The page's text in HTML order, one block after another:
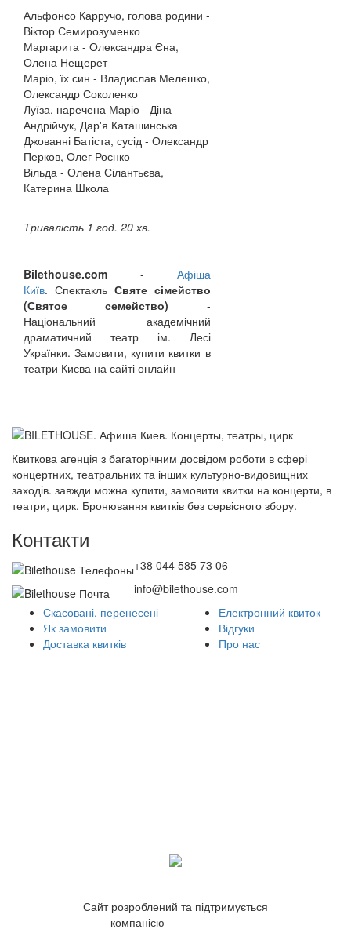
Альфонсо Карручо, голова родини -
Віктор Семирозуменко
Маргарита - Олександра Єна,
Олена Нещерет
Маріо, їх син - Владислав Мелешко,
Олександр Соколенко
Луїза, наречена Маріо - Діна
Андрійчук, Дар'я Каташинська
Джованні Батіста, сусід - Олександр
Перков, Олег Роєнко
Вільда - Олена Сілантьєва,
Катерина Школа
Тривалість 1 год. 20 хв.
Bilethouse.com - Афіша
Київ. Спектакль Святе сімейство
(Святое семейство) -
Національний академічний
драматичний театр ім. Лесі
Українки. Замовити, купити квитки в
театри Києва на сайті онлайн
Квиткова агенція з багаторічним досвідом роботи в сфері
концертних, театральних та інших культурно-видовищних
заходів. завжди можна купити, замовити квитки на концерти, в
театри, цирк. Бронювання квитків без сервісного збору.
Контакти
+38 044 585 73 06
info@bilethouse.com
Скасовані, перенесені
Як замовити
Доставка квитків
Електронний квиток
Відгуки
Про нас
Сайт розроблений та підтримується
компанією